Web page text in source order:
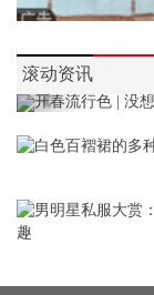
滚动资讯
Previous